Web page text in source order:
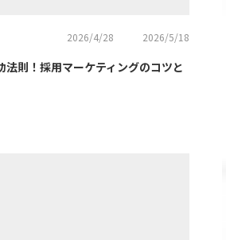
2026/4/28 2026/5/18
法則！採用マーケティングのコツと